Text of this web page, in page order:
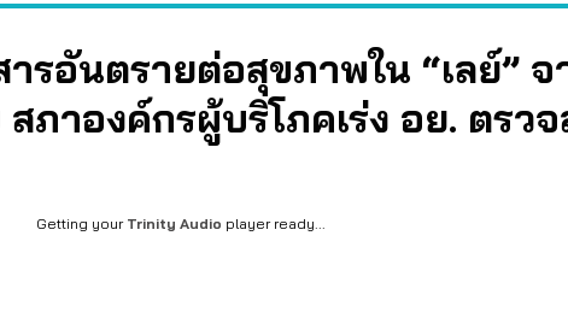
รอันตรายต่อสุขภาพใน “เลย์” จ
สภาองค์กรผู้บริโภคเร่ง อย. ตรว
Getting your Trinity Audio player ready...